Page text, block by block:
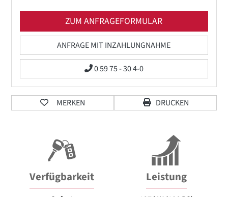
ZUM ANFRAGEFORMULAR
ANFRAGE MIT INZAHLUNGNAHME
0 59 75 - 30 4-0
MERKEN DRUCKEN
Verfügbarkeit Leistung